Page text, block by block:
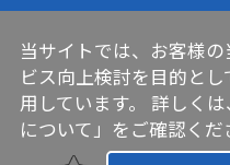
当サイトでは、お客様
ビス向上検討を目的と
用しています。 詳しく
について」 をご確認くだ